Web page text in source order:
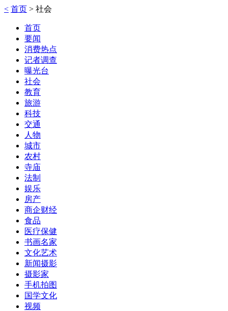
< 首页 > 社会
首页
要闻
消费热点
记者调查
曝光台
社会
教育
旅游
科技
交通
人物
城市
农村
寺庙
法制
娱乐
房产
商企财经
食品
医疗保健
书画名家
文化艺术
新闻摄影
摄影家
手机拍图
国学文化
视频